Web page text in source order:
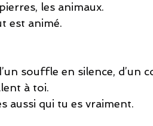
les animaux.
est animé.
souffle en silence,
à toi.
aussi qui tu es vraiment.